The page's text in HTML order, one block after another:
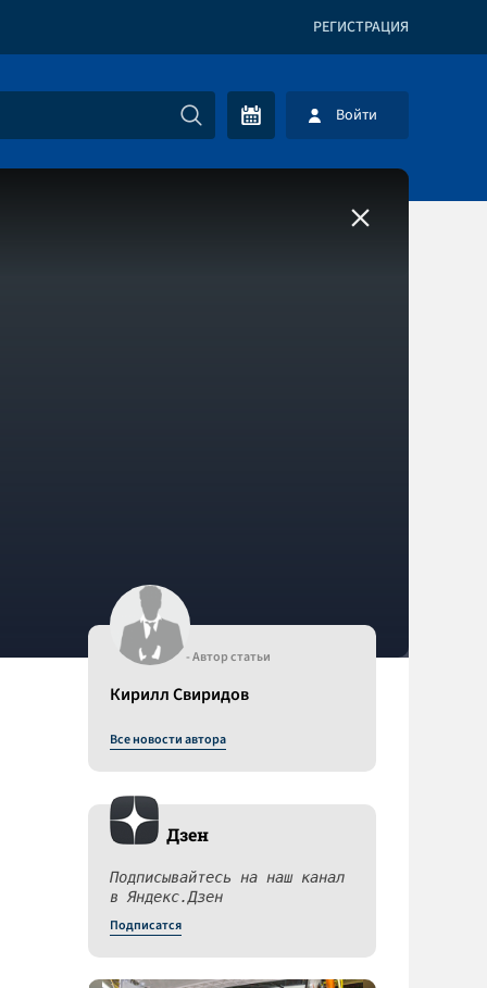
РЕГИСТРАЦИЯ
Войти
- Автор статьи
Кирилл Свиридов
Все новости автора
Дзен
Подписывайтесь на наш канал
в Яндекс.Дзен
Подписатся